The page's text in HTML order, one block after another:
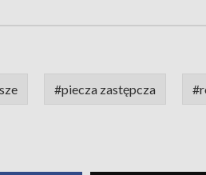
#piecza zastępcza